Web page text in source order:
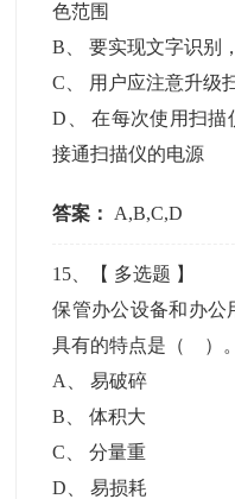
色范围
B 、要实现文字识别
C
用户应注意升级
D 、在每次使用扫描
接通扫描仪的电源
答案： A,B,C,D
15 、【 多选题 】
保管办公设备和办公
具有的特点是（ ）
A
、易破碎
B 、体积大
C 、分量重
D 、易损耗